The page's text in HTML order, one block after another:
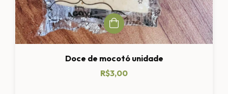
Doce de mocotó unidade
R$3,00